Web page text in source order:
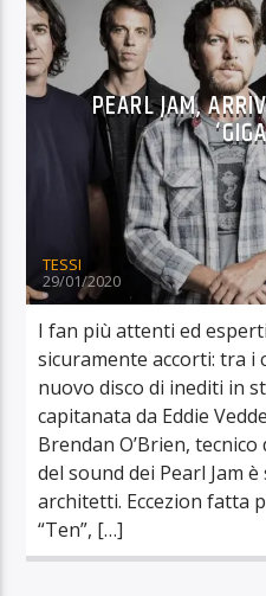
PEARL JAM,
TESSI
29/01/2020
I fan più attenti ed
sicuramente accorti: tra i
nuovo disco di inediti in
capitanata da Eddie
Brendan O’Brien,
del sound dei Pearl Jam
architetti. Eccezion fatta
“Ten”, […]